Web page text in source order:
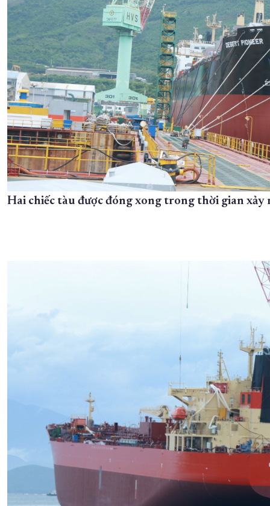
Hai chiếc tàu được đóng xong trong thời gian